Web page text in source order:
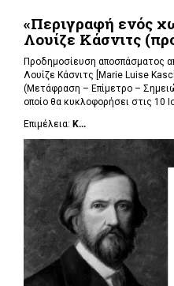
«Περιγραφή ενός
Λουίζε Κάσνιτς
Προδημοσίευση αποσπάσματος
Λουίζε Κάσνιτς [Marie Luise
(Μετάφραση – Επίμετρο –
οποίο θα κυκλοφορήσει στις 10
Επιμέλεια: Κ...